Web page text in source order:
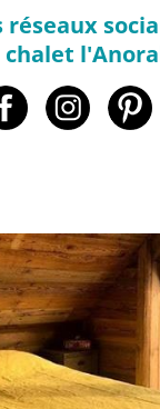
réseaux
chalet